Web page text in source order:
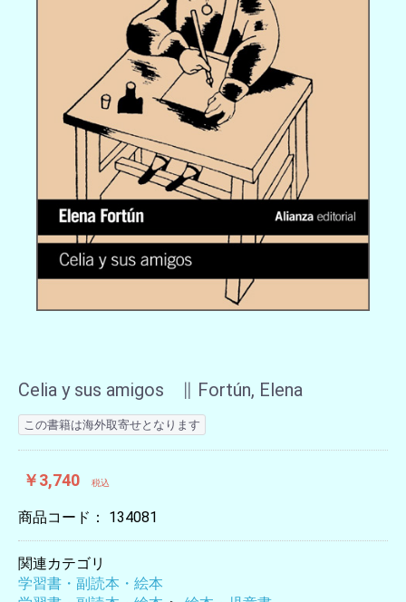
Celia y sus amigos ∥ Fortún, Elena
この書籍は海外取寄せとなります
￥3,740 税込
商品コード： 134081
関連カテゴリ
学習書・副読本・絵本